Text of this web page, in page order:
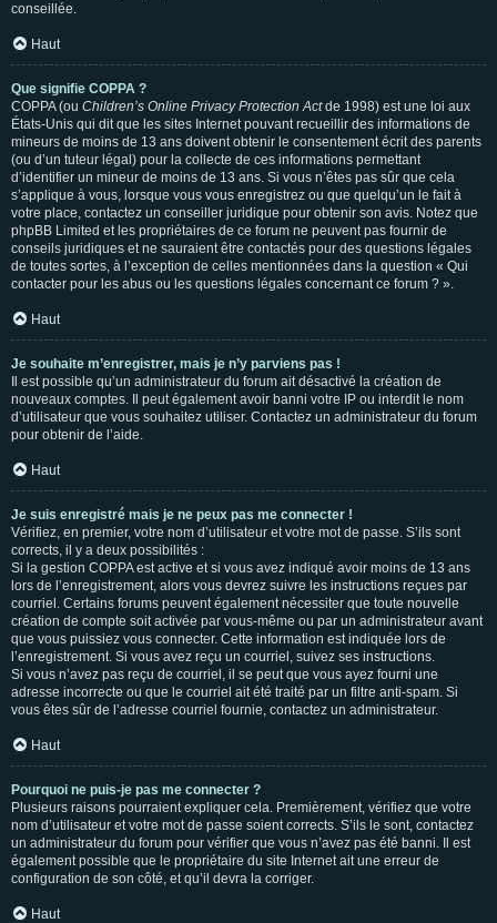
conseillée.
Haut
Que signifie COPPA ?
COPPA (ou Children’s Online Privacy Protection Actde 1998) est une loi aux
États-Unis qui dit que les sites Internet pouvant recueillir des informations de
mineurs de moins de 13 ans doivent obtenir le consentement écrit des parents
(ou d’un tuteur légal) pour la collecte de ces informations permettant
d’identifier un mineur de moins de 13 ans. Si vous n’êtes pas sûr que cela
s’applique à vous, lorsque vous vous enregistrez ou que quelqu’un le fait à
votre place, contactez un conseiller juridique pour obtenir son avis. Notez que
phpBB Limited et les propriétaires de ce forum ne peuvent pas fournir de
conseils juridiques et ne sauraient être contactés pour des questions légales
de toutes sortes, à l’exception de celles mentionnées dans la question « Qui
contacter pour les abus ou les questions légales concernant ce forum ? ».
Haut
Je souhaite m’enregistrer, mais je n’y parviens pas !
Il est possible qu’un administrateur du forum ait désactivé la création de
nouveaux comptes. Il peut également avoir banni votre IP ou interdit le nom
d’utilisateur que vous souhaitez utiliser. Contactez un administrateur du forum
pour obtenir de l’aide.
Haut
Je suis enregistré mais je ne peux pas me connecter !
Vérifiez, en premier, votre nom d’utilisateur et votre mot de passe. S’ils sont
corrects, il y a deux possibilités :
Si la gestion COPPA est active et si vous avez indiqué avoir moins de 13 ans
lors de l’enregistrement, alors vous devrez suivre les instructions reçues par
courriel. Certains forums peuvent également nécessiter que toute nouvelle
création de compte soit activée par vous-même ou par un administrateur avant
que vous puissiez vous connecter. Cette information est indiquée lors de
l’enregistrement. Si vous avez reçu un courriel, suivez ses instructions.
Si vous n’avez pas reçu de courriel, il se peut que vous ayez fourni une
adresse incorrecte ou que le courriel ait été traité par un filtre anti-spam. Si
vous êtes sûr de l’adresse courriel fournie, contactez un administrateur.
Haut
Pourquoi ne puis-je pas me connecter ?
Plusieurs raisons pourraient expliquer cela. Premièrement, vérifiez que votre
nom d’utilisateur et votre mot de passe soient corrects. S’ils le sont, contactez
un administrateur du forum pour vérifier que vous n’avez pas été banni. Il est
également possible que le propriétaire du site Internet ait une erreur de
configuration de son côté, et qu’il devra la corriger.
Haut